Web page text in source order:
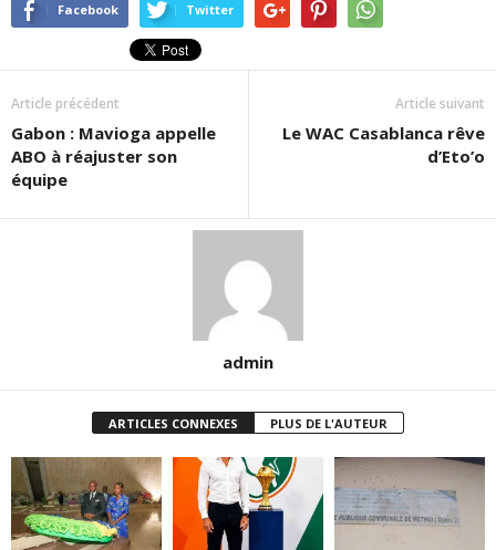
Facebook Twitter
Article précédent
Gabon : Mavioga appelle
ABO à réajuster son
équipe
Article suivant
Le WAC Casablanca rêve
d’Eto’o
admin
ARTICLES CONNEXES PLUS DE L'AUTEUR